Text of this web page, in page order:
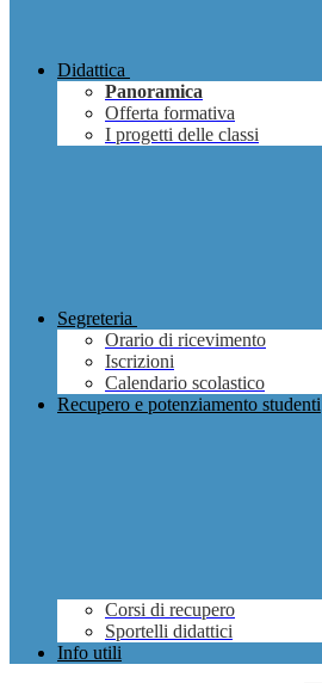
Didattica
Panoramica
Offerta formativa
I progetti delle classi
Segreteria
Orario di ricevimento
Iscrizioni
Calendario scolastico
Recupero e potenziamento studenti
Corsi di recupero
Sportelli didattici
Info utili